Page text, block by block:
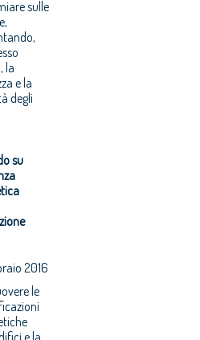
sulle
la
e la
degli
su
2016
le
e la